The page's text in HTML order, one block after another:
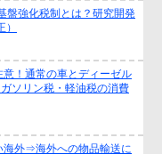
盤強化税制とは？研究開発
！通常の車とディーゼル
ソリン税・軽油税の消費